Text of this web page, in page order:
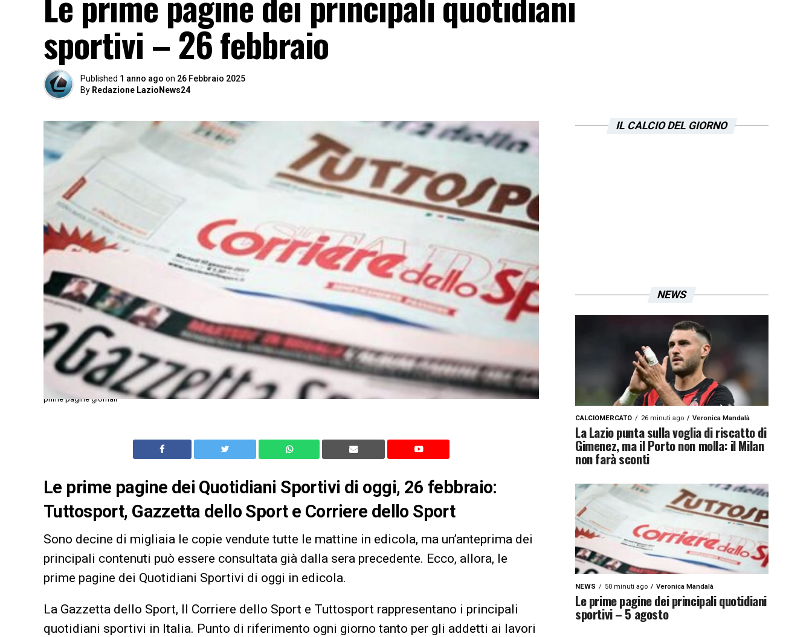
sportivi – 26 febbraio
Published 1 anno ago on 26 Febbraio 2025
By Redazione LazioNews24
prime pagine giornali
Le prime pagine dei Quotidiani Sportivi di oggi, 26 febbraio:
Tuttosport, Gazzetta dello Sport e Corriere dello Sport
Sono decine di migliaia le copie vendute tutte le mattine in edicola, ma un’anteprima dei
principali contenuti può essere consultata già dalla sera precedente. Ecco, allora, le
prime pagine dei Quotidiani Sportivi di oggi in edicola.
La Gazzetta dello Sport, Il Corriere dello Sport e Tuttosport rappresentano i principali
quotidiani sportivi in Italia. Punto di riferimento ogni giorno tanto per gli addetti ai lavori
IL CALCIO DEL GIORNO
NEWS
CALCIOMERCATO 26 minuti ago Veronica Mandalà
La Lazio punta sulla voglia di riscatto di
Gimenez, ma il Porto non molla: il Milan
non farà sconti
NEWS 50 minuti ago Veronica Mandalà
Le prime pagine dei principali quotidiani
sportivi – 5 agosto